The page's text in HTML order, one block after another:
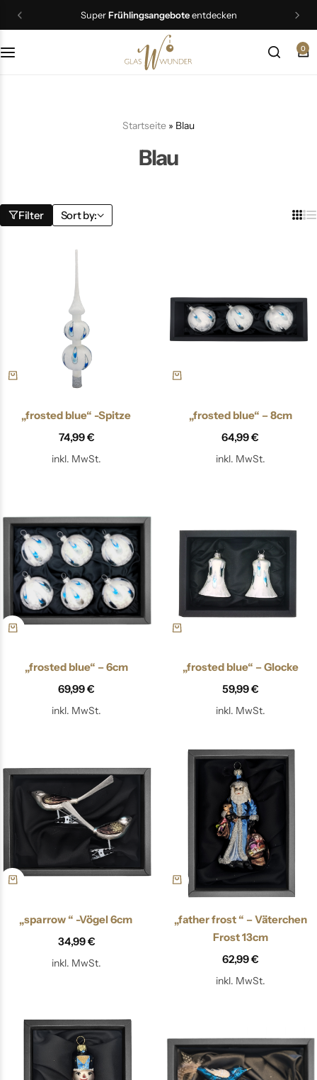
SuperFrühlingsangeboteentdecken
0
Startseite » Blau
Blau
Filter Sort by:
„frosted blue“ -Spitze
74,99€
inkl. MwSt.
„frosted blue“ – 8cm
64,99€
inkl. MwSt.
„frosted blue“ – 6cm
69,99€
inkl. MwSt.
„frosted blue“ – Glocke
59,99€
inkl. MwSt.
„sparrow “ -Vögel 6cm
34,99€
inkl. MwSt.
„father frost “ – Väterchen
Frost 13cm
62,99€
inkl. MwSt.